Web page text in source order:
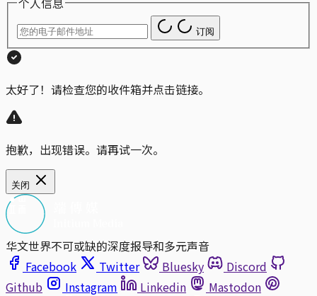
订阅
太好了！请检查您的收件箱并点击链接。
抱歉，出现错误。请再试一次。
关闭
华文世界不可或缺的深度报导和多元声音
Facebook
Twitter Bluesky
Discord
Github
Instagram Linkedin
Mastodon